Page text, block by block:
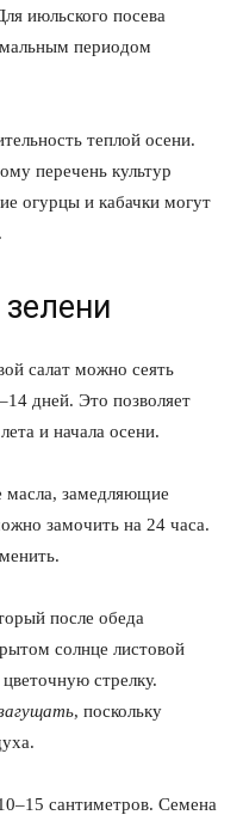
июльского посева
периодом
теплой осени.
перечень культур
огурцы и кабачки могут
салат можно сеять
дней. Это позволяет
и начала осени.
масла, замедляющие
замочить на 24 часа.
после обеда
солнце листовой
стрелку.
, поскольку
сантиметров. Семена